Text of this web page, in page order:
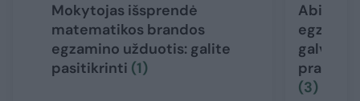
Mokytojas išsprendė
matematikos brandos
egzamino užduotis: galite
pasitikrinti (1)
galva“,
(3)